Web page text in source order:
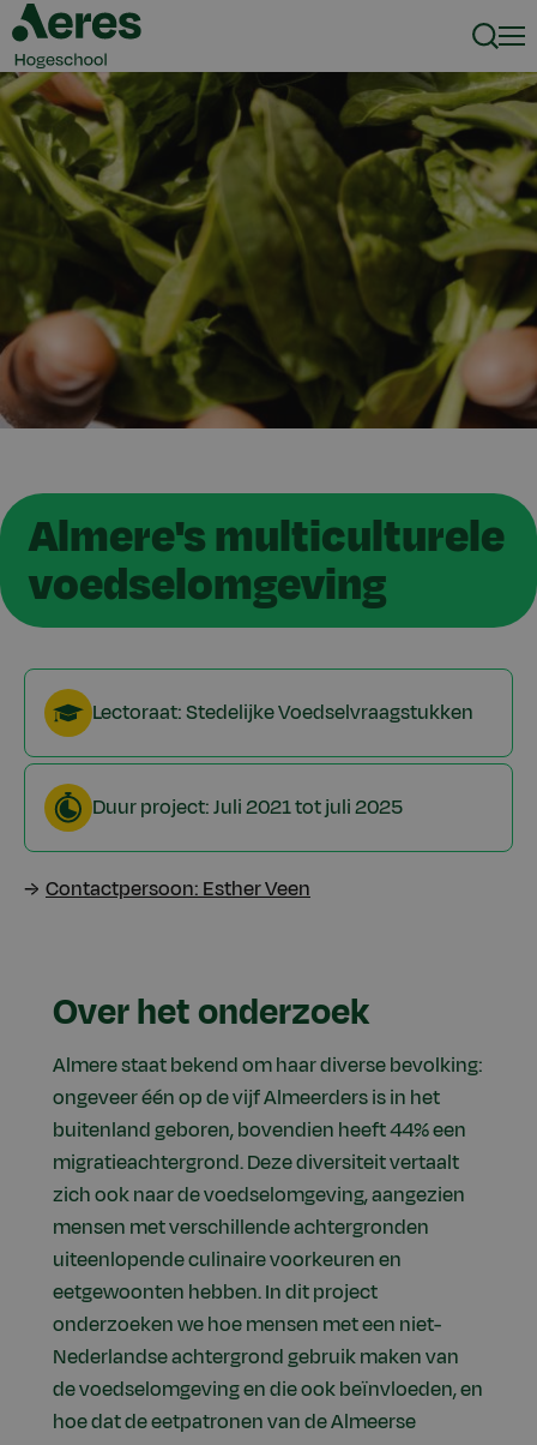
Almere's multiculturele
voedselomgeving
Lectoraat: Stedelijke Voedselvraagstukken
Duur project: Juli 2021 tot juli 2025
Contactpersoon: Esther Veen
Over het onderzoek
Almere staat bekend om haar diverse bevolking:
ongeveer één op de vijf Almeerders is in het
buitenland geboren, bovendien heeft 44% een
migratieachtergrond. Deze diversiteit vertaalt
zich ook naar de voedselomgeving, aangezien
mensen met verschillende achtergronden
uiteenlopende culinaire voorkeuren en
eetgewoonten hebben. In dit project
onderzoeken we hoe mensen met een niet-
Nederlandse achtergrond gebruik maken van
de voedselomgeving en die ook beïnvloeden, en
hoe dat de eetpatronen van de Almeerse